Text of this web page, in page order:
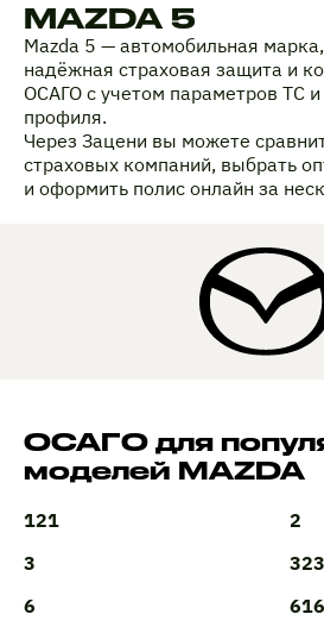
MAZDA 5
Mazda 5 — автомобильная
надёжная страховая защита и
ОСАГО с учетом параметров ТС и
профиля.
Через Зацени вы можете
страховых компаний, выбрать
и оформить полис онлайн за
ОСАГО для
моделей MAZDA
121
2
3
323
6
616